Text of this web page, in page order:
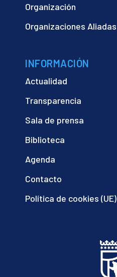
Organización
Organizaciones Aliadas
INFORMACIÓN
Actualidad
Transparencia
Sala de prensa
Biblioteca
Agenda
Contacto
Política de cookies (UE)